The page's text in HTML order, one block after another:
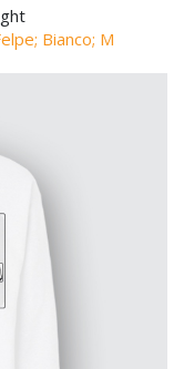
Bianco; M